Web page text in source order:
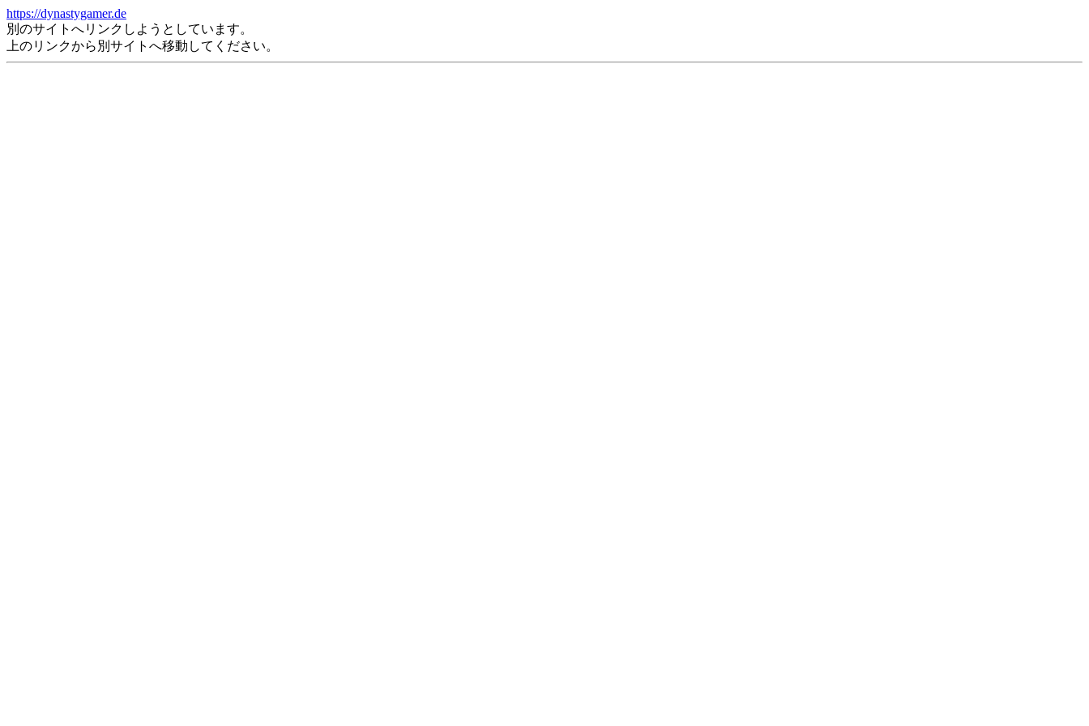
https://dynastygamer.de
別のサイトへリンクしようとしています。
上のリンクから別サイトへ移動してください。